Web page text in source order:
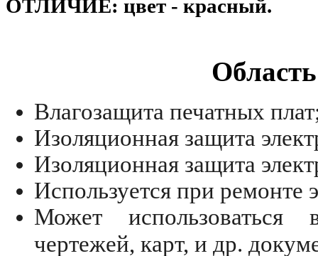
ОТЛИЧИЕ: цвет - красный.
Влагозащита печатных
Изоляционная защита
Изоляционная защита
Используется при ремонте
Может использоваться
чертежей, карт, и др.